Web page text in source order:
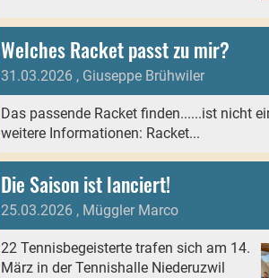
Welches Racket passt zu mir?
31.03.2026 , Giuseppe Brühwiler
Das passende Racket finden......ist nicht
weitere Informationen: Racket...
Die Saison ist lanciert!
25.03.2026 , Müggler Marco
22 Tennisbegeisterte trafen sich am 14.
März in der Tennishalle Niederuzwil